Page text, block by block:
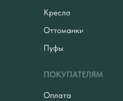
ПОКУПАТЕЛЯМ
Оплата
Кресла
Оттоманки
Пуфы